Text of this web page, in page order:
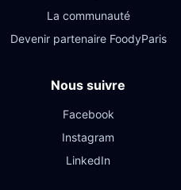
La communauté
Devenir partenaire FoodyParis
Nous suivre
Facebook
Instagram
LinkedIn